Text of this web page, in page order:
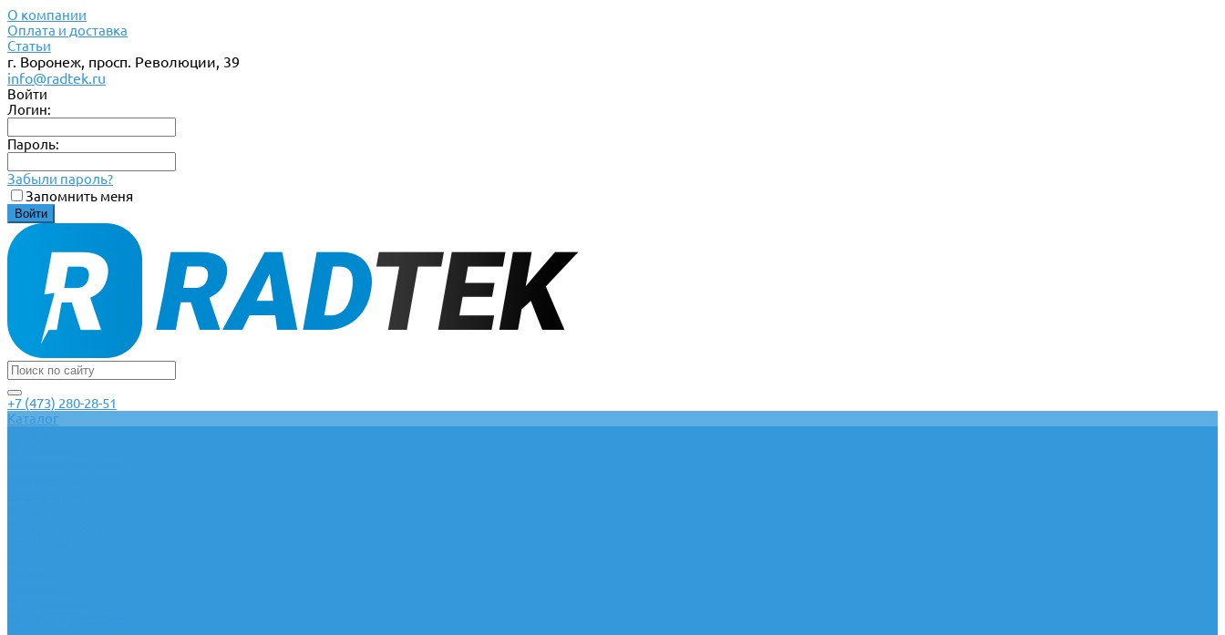
О компании
Оплата и доставка
Статьи
г. Воронеж, просп. Революции, 39
info@radtek.ru
Войти
Логин:
Пароль:
Забыли пароль?
Запомнить меня
+7 (473) 280-28-51
Каталог